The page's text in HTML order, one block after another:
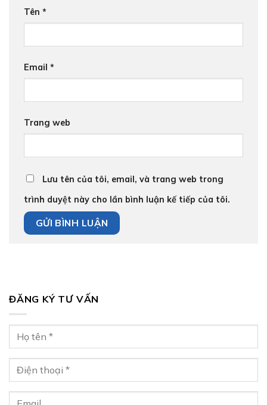
Tên *
Email *
Trang web
Lưu tên của tôi, email, và trang web trong
trình duyệt này cho lần bình luận kế tiếp của tôi.
ĐĂNG KÝ TƯ VẤN